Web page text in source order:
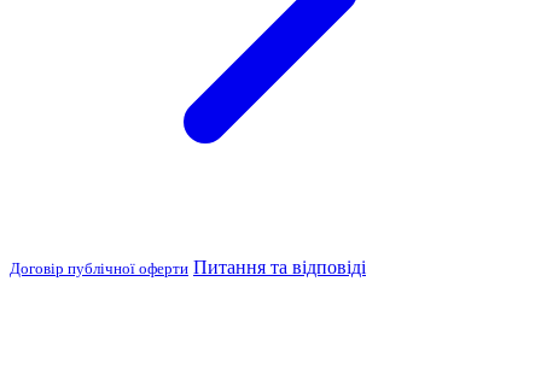
Договір публічної оферти Питання та відповіді